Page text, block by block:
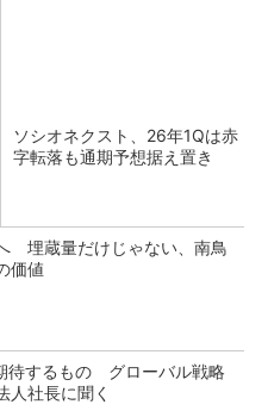
ソシオネクスト、26年1Qは赤
字転落も通期予想据え置き
埋蔵量だけじゃない、南鳥
価値
待するもの グローバル戦略
人社長に聞く